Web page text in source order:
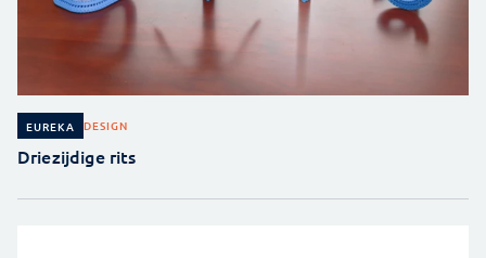
EUREKA DESIGN
Driezijdige rits